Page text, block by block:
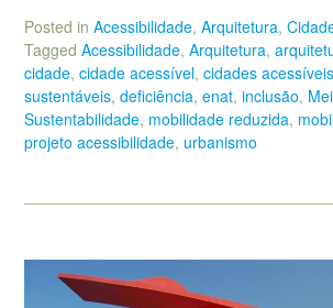
Posted in Acessibilidade, Arquitetura,
Tagged Acessibilidade, Arquitetura,
cidade, cidade acessível, cidades acessíveis
sustentáveis, deficiência, enat, inclusão,
Sustentabilidade, mobilidade reduzida,
projeto acessibilidade, urbanismo